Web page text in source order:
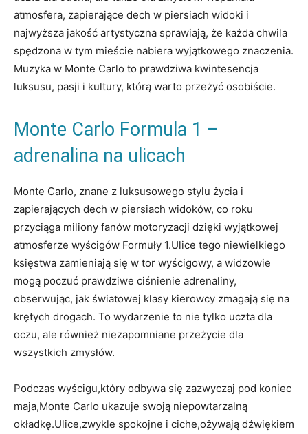
atmosfera, zapierające dech w piersiach ​widoki⁢ i⁣
najwyższa jakość ⁣artystyczna sprawiają, że każda‌ chwila
spędzona‍ w ​tym mieście nabiera⁣ wyjątkowego znaczenia.
Muzyka⁤ w Monte Carlo to prawdziwa kwintesencja
luksusu,⁢ pasji i⁢ kultury, którą‍ warto przeżyć osobiście.
Monte Carlo Formula 1 –
adrenalina na ulicach
Monte Carlo,​ znane z⁤ luksusowego stylu⁢ życia ​i
zapierających dech w piersiach widoków, co roku
przyciąga miliony fanów motoryzacji dzięki‌ wyjątkowej
atmosferze ⁢wyścigów Formuły‍ 1.Ulice tego niewielkiego
księstwa zamieniają się w tor wyścigowy, a ⁢widzowie
mogą⁢ poczuć prawdziwe ciśnienie adrenaliny,
obserwując, ‍jak światowej​ klasy kierowcy zmagają się na
krętych drogach. To wydarzenie‍ to nie tylko uczta dla
oczu, ale również niezapomniane przeżycie dla⁢
wszystkich zmysłów.
Podczas wyścigu,który⁣ odbywa się zazwyczaj pod⁣ koniec⁣
maja,Monte​ Carlo ukazuje‍ swoją niepowtarzalną
okładkę.Ulice,zwykle spokojne i ⁢ciche,ożywają dźwiękiem